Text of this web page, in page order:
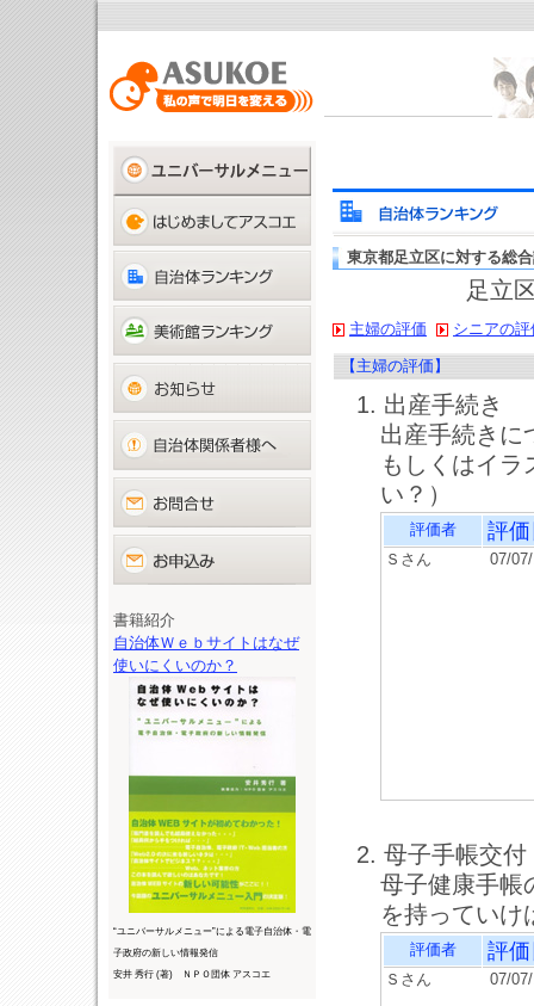
書籍紹介
自治体Ｗｅｂサイトはなぜ
使いにくいのか？
“ユニバーサルメニュー”による電子自治体・電
子政府の新しい情報発信
安井 秀行 (著) ＮＰＯ団体 アスコエ
東京都足立区に対する総
足立
主婦の評価 シニアの評
【主婦の評価】
1. 出産手続き
出産手続きに
もしくはイラ
い？）
評価者 評
Ｓさん 07/
2. 母子手帳交付
母子健康手帳
を持ってい
評価者 評
Ｓさん 07/